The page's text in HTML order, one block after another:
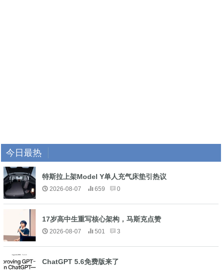
今日最热
特斯拉上架Model Y单人充气床垫引热议
2026-08-07 659 0
17岁高中生重写核心架构，马斯克点赞
2026-08-07 501 3
ChatGPT 5.6免费版来了